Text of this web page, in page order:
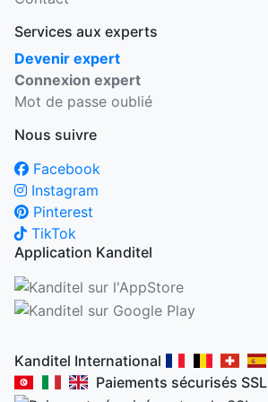
Services aux experts
Devenir expert
Connexion expert
Mot de passe oublié
Nous suivre
Facebook
Instagram
Pinterest
TikTok
Application Kanditel
Kanditel International
Paiements sécurisés SSL